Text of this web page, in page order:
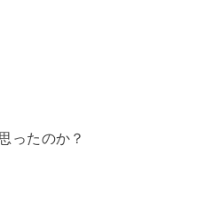
ったのか？